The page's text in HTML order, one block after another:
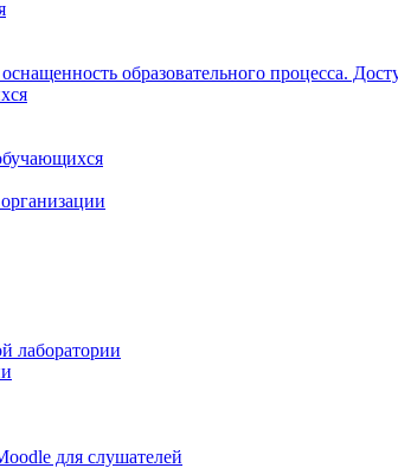
образовательного процесса.
лаборатории
для слушателей